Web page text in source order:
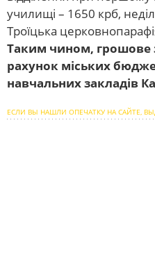
училищі – 1650 крб,
Троїцька
Таким чином, грошове
рахунок міських
навчальних закладів
ЕСЛИ ВЫ НАШЛИ ОПЕЧАТКУ НА САЙТЕ,